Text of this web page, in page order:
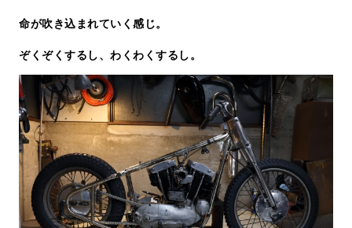
命が吹き込まれていく感じ。
ぞくぞくするし、わくわくするし。